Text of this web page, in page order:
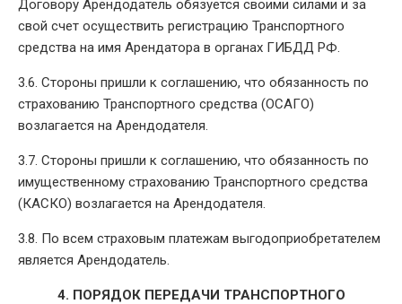
Договору Арендодатель обязуется своими силами и за
свой счет осуществить регистрацию Транспортного
средства на имя Арендатора в органах ГИБДД РФ.
3.6. Стороны пришли к соглашению, что обязанность по
страхованию Транспортного средства (ОСАГО)
возлагается на Арендодателя.
3.7. Стороны пришли к соглашению, что обязанность по
имущественному страхованию Транспортного средства
(КАСКО) возлагается на Арендодателя.
3.8. По всем страховым платежам выгодоприобретателем
является Арендодатель.
4. ПОРЯДОК ПЕРЕДАЧИ ТРАНСПОРТНОГО